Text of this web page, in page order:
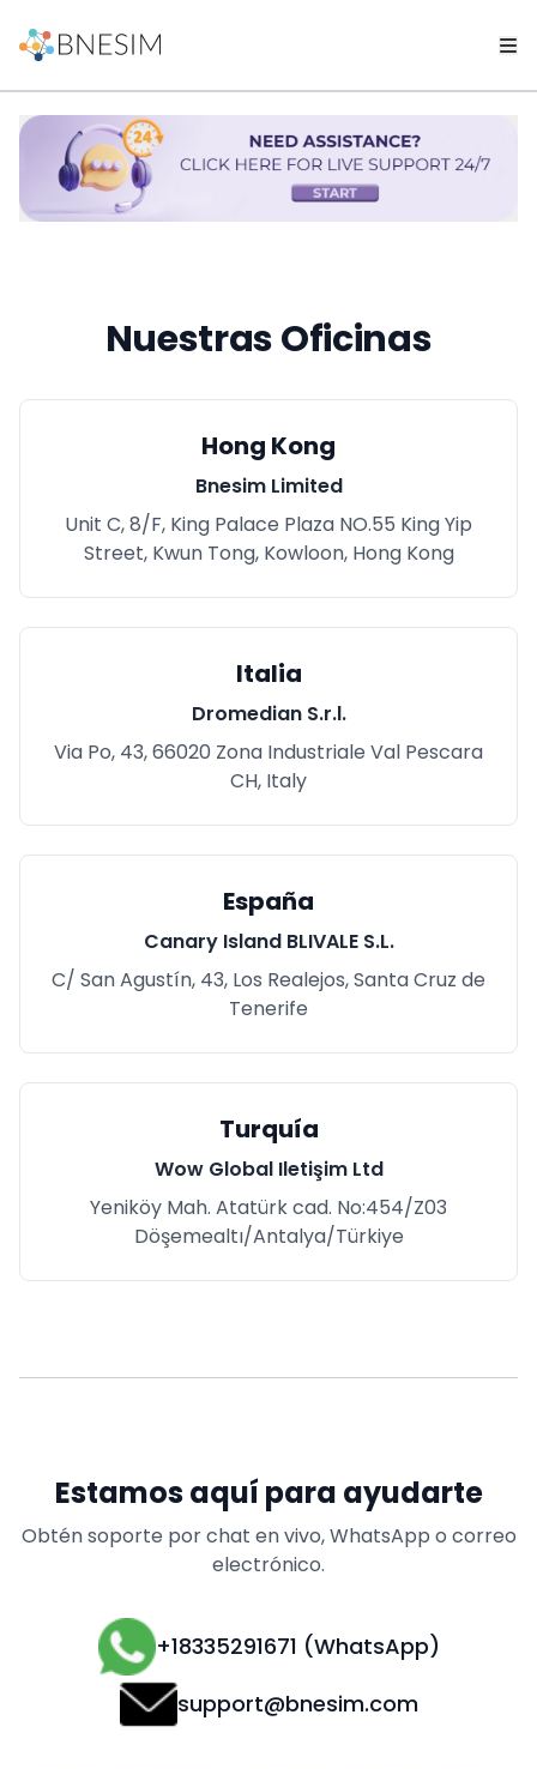
Nuestras Oficinas
Hong Kong
Bnesim Limited
Unit C, 8/F, King Palace Plaza NO.55 King Yip
Street, Kwun Tong, Kowloon, Hong Kong
Italia
Dromedian S.r.l.
Via Po, 43, 66020 Zona Industriale Val Pescara
CH, Italy
España
Canary Island BLIVALE S.L.
C/ San Agustín, 43, Los Realejos, Santa Cruz de
Tenerife
Turquía
Wow Global Iletişim Ltd
Yeniköy Mah. Atatürk cad. No:454/Z03
Döşemealtı/Antalya/Türkiye
Estamos aquí para ayudarte
Obtén soporte por chat en vivo, WhatsApp o correo
electrónico.
+18335291671 (WhatsApp)
support@bnesim.com